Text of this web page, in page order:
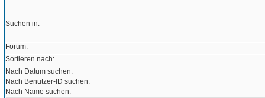
Suchen in:
Forum:
Sortieren nach:
Nach Datum suchen:
Nach Benutzer-ID suchen:
Nach Name suchen: